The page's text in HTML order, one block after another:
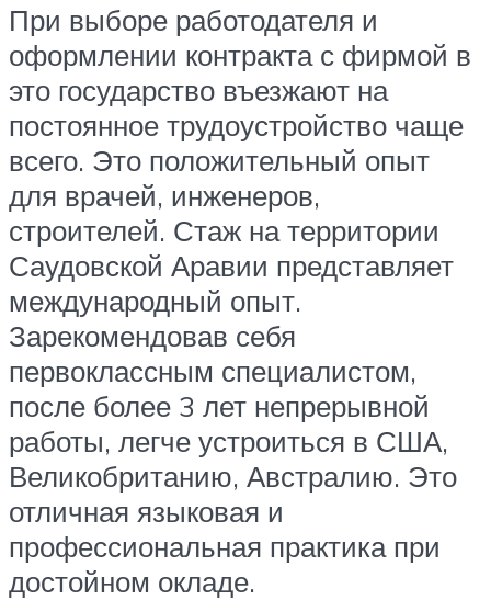
При выборе работодателя и
оформлении контракта с фирмой в
это государство въезжают на
постоянное трудоустройство чаще
всего. Это положительный опыт
для врачей, инженеров,
строителей. Стаж на территории
Саудовской Аравии представляет
международный опыт.
Зарекомендовав себя
первоклассным специалистом,
после более 3 лет непрерывной
работы, легче устроиться в США,
Великобританию, Австралию. Это
отличная языковая и
профессиональная практика при
достойном окладе.